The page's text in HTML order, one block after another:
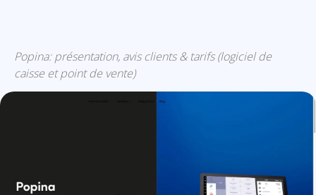
Popina: présentation, avis clients & tarifs (logiciel de
caisse et point de vente)